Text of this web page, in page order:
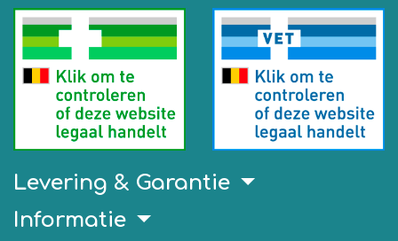
Levering & Garantie
Informatie